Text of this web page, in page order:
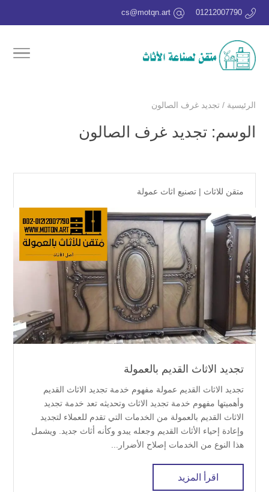
01212007790
cs@motqn.art
الرئيسية / تجديد غرف الصالون
الوسم: تجديد غرف الصالون
متقن للاثاث | تصنيع اثاث عمولة
تجديد الاثاث القديم بالعمولة
تجديد الاثاث القديم عمولة مفهوم خدمة تجديد الاثاث القديم
وأهميتها مفهوم خدمة تجديد الاثاث وتحديثه تعد خدمة تجديد
الاثاث القديم بالعمولة من الخدمات التي تقدم للعملاء لتجديد
وإعادة إحياء الأثاث القديم وجعله يبدو وكأنه أثاث جديد. ويشمل
هذا النوع من الخدمات إصلاح الأضرار...
اقرأ المزيد